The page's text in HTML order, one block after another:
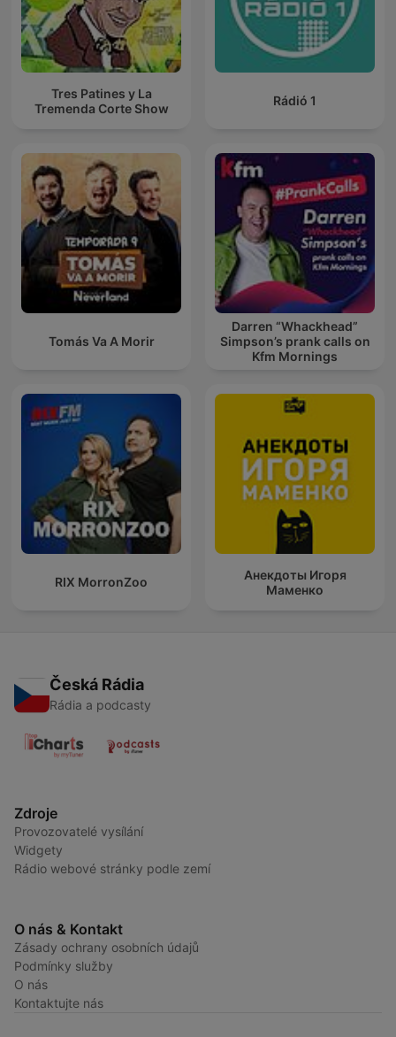
Tres Patines y La
Tremenda Corte Show
Rádió 1
Tomás Va A Morir
Darren “Whackhead”
Simpson’s prank calls on
Kfm Mornings
RIX MorronZoo
Анекдоты Игоря
Маменко
Česká Rádia
Rádia a podcasty
Zdroje
Provozovatelé vysílání
Widgety
Rádio webové stránky podle zemí
O nás & Kontakt
Zásady ochrany osobních údajů
Podmínky služby
O nás
Kontaktujte nás